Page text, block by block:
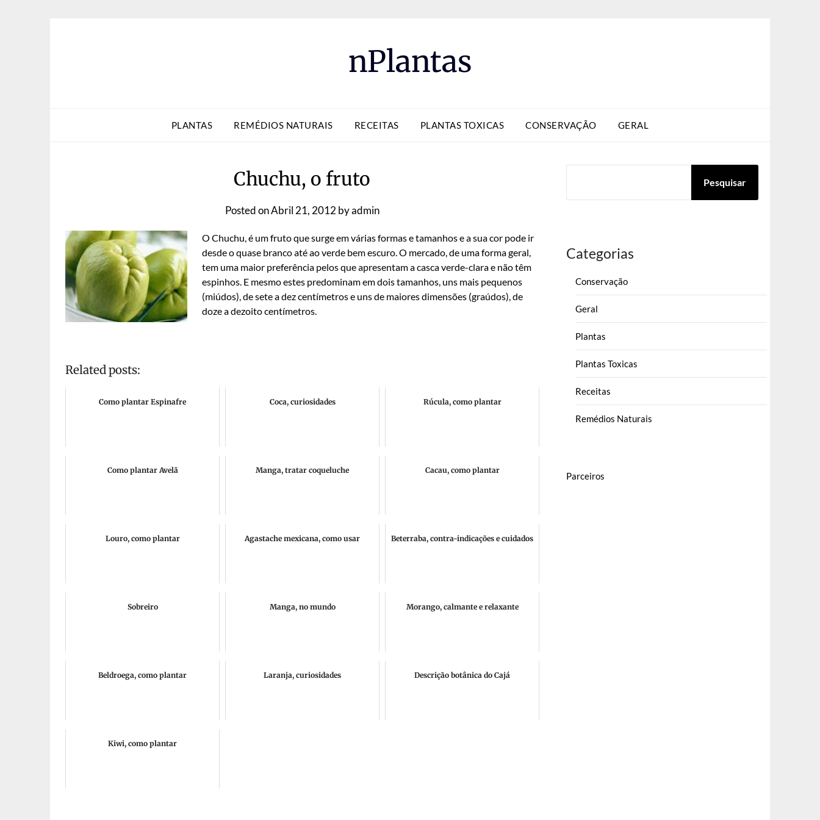
nPlantas
PLANTAS REMÉDIOS NATURAIS RECEITAS PLANTAS TOXICAS CONSERVAÇÃO GERAL
Chuchu, o fruto
Posted onAbril 21, 2012 byadmin
O Chuchu, é um fruto que surge em várias formas e tamanhos e a sua cor pode ir
desde o quase branco até ao verde bem escuro. O mercado, de uma forma geral,
tem uma maior preferência pelos que apresentam a casca verde-clara e não têm
espinhos. E mesmo estes predominam em dois tamanhos, uns mais pequenos
(miúdos), de sete a dez centímetros e uns de maiores dimensões (graúdos), de
doze a dezoito centímetros.
Related posts:
Como plantar Espinafre Coca, curiosidades Rúcula, como plantar
Como plantar Avelã Manga, tratar coqueluche Cacau, como plantar
Louro, como plantar Agastache mexicana, como usar Beterraba, contra-indicações e cuidados
Sobreiro Manga, no mundo Morango, calmante e relaxante
Beldroega, como plantar Laranja, curiosidades Descrição botânica do Cajá
Kiwi, como plantar
Pesquisar
Categorias
Conservação
Geral
Plantas
Plantas Toxicas
Receitas
Remédios Naturais
Parceiros